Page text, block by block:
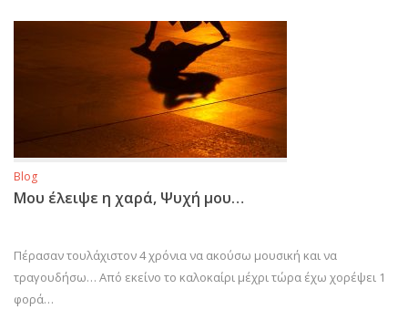
Blog
Μου έλειψε η χαρά, Ψυχή μου…
Πέρασαν τουλάχιστον 4 χρόνια να ακούσω μουσική και να
τραγουδήσω… Από εκείνο το καλοκαίρι μέχρι τώρα έχω χορέψει 1
φορά…